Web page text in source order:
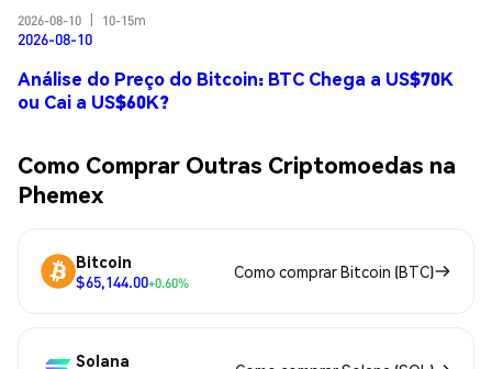
2026-08-10 10-15m
2026-08-10
Análise do Preço do Bitcoin: BTC Chega a US$70K
ou Cai a US$60K?
Como Comprar Outras Criptomoedas na
Phemex
Bitcoin
$65,144.00+0.60%
Como comprar Bitcoin (BTC)
Solana